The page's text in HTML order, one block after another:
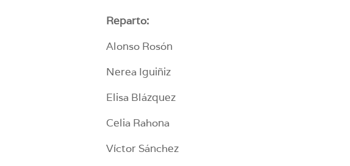
Reparto:
Alonso Rosón
Nerea Iguiñiz
Elisa Blázquez
Celia Rahona
Víctor Sánchez